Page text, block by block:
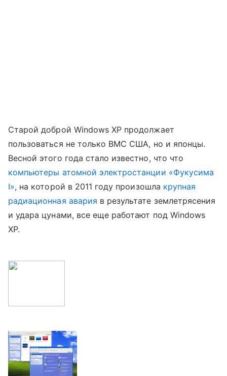
Старой доброй Windows XP продолжает
пользоваться не только ВМС США, но и японцы.
Весной этого года стало известно, что что
компьютеры атомной электростанции «Фукусима
I», на которой в 2011 году произошла крупная
радиационная авария в результате землетрясения
и удара цунами, все еще работают под Windows
XP.